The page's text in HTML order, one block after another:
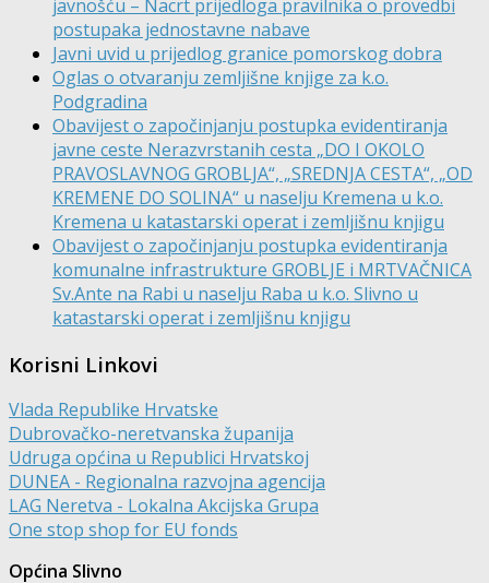
javnošću – Nacrt prijedloga pravilnika o provedbi
postupaka jednostavne nabave
Javni uvid u prijedlog granice pomorskog dobra
Oglas o otvaranju zemljišne knjige za k.o.
Podgradina
Obavijest o započinjanju postupka evidentiranja
javne ceste Nerazvrstanih cesta „DO I OKOLO
PRAVOSLAVNOG GROBLJA“, „SREDNJA CESTA“, „OD
KREMENE DO SOLINA“ u naselju Kremena u k.o.
Kremena u katastarski operat i zemljišnu knjigu
Obavijest o započinjanju postupka evidentiranja
komunalne infrastrukture GROBLJE i MRTVAČNICA
Sv.Ante na Rabi u naselju Raba u k.o. Slivno u
katastarski operat i zemljišnu knjigu
Korisni Linkovi
Vlada Republike Hrvatske
Dubrovačko-neretvanska županija
Udruga općina u Republici Hrvatskoj
DUNEA - Regionalna razvojna agencija
LAG Neretva - Lokalna Akcijska Grupa
One stop shop for EU fonds
Općina Slivno